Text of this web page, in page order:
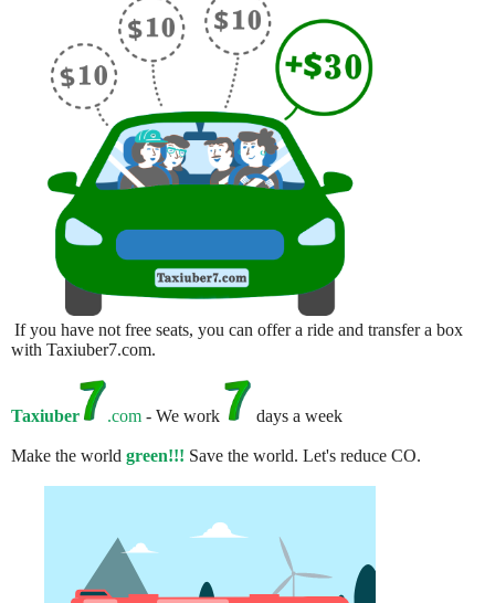
If you have not free seats, you can offer a ride and transfer a box
with Taxiuber7.com.
Taxiuber .com - We work days a week
Make the world green!!! Save the world. Let's reduce CO.